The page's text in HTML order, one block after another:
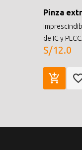
Pinza
de IC y
S/12.0